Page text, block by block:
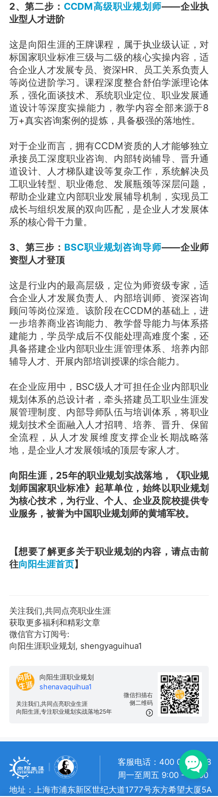
2、第二步： CCDM高级职业规划师——企业执
业型人才进阶
这是向阳生涯的王牌课程，属于执业级认证，对
标国家职业标准三级与二级的核心实操内容，适
合企业人才发展专员、资深HR、员工关系负责人
等岗位进阶学习。课程深度整合舒伯学派理论体
系，强化面谈技术、系统职业定位、职业发展通
道设计等深度实操能力，教学内容全部来源于8
万+真实咨询案例的提炼，具备极强的落地性。
对于企业而言，拥有CCDM资质的人才能够独立
承接员工深度职业咨询、内部转岗辅导、晋升通
道设计、人才梯队建设等复杂工作，系统解决员
工职业转型、职业倦怠、发展瓶颈等深层问题，
帮助企业建立内部职业发展辅导机制，实现员工
成长与组织发展的双向匹配，是企业人才发展体
系的核心骨干力量。
3、第三步： BSC职业规划咨询导师——企业师
资型人才登顶
这是行业内的最高层级，定位为师资级专家，适
合企业人才发展负责人、内部培训师、资深咨询
顾问等岗位深造。该阶段在CCDM的基础上，进
一步培养商业咨询能力、教学督导能力与体系搭
建能力，学员学成后不仅能处理高难度个案，还
具备搭建企业内部职业生涯管理体系、培养内部
辅导人才、开展内部培训授课的综合能力。
在企业应用中，BSC级人才可担任企业内部职业
规划体系的总设计者，牵头搭建员工职业生涯发
展管理制度、内部导师队伍与培训体系，将职业
规划技术全面融入人才招聘、培养、晋升、保留
全流程，从人才发展维度支撑企业长期战略落
地，是企业人才发展领域的顶层专家人才。
向阳生涯，25年的职业规划实战落地，《职业规
划师国家职业标准》起草单位，始终以职业规划
为核心技术，为行业、个人、企业及院校提供专
业服务，被誉为中国职业规划师的黄埔军校。
【想要了解更多关于职业规划的内容，请点击前
往向阳生涯首页】
关注我们,共同点亮职业生涯
获取更多福利和精彩文章
微信官方订阅号:
向阳生涯职业规划, shengyaguihua1
微信扫描右
侧二维码
向阳生涯职业规划
shenavaquihua1
关注我们,共同点亮职业生涯
向阳生涯,专注职业规划实战落地25年
客服电话：400 057 1108
周一至周五 9:00 - 18:00
地址：上海市浦东新区世纪大道1777号东方希望大厦5A